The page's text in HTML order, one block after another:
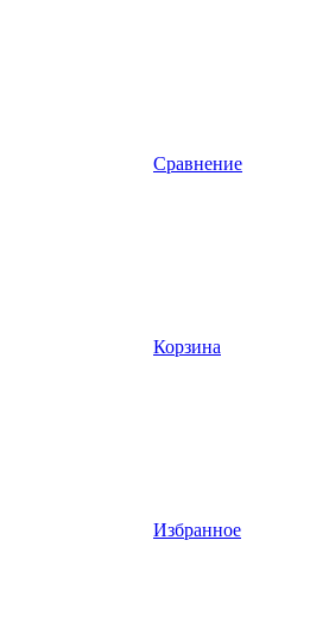
Сравнение
Корзина
Избранное